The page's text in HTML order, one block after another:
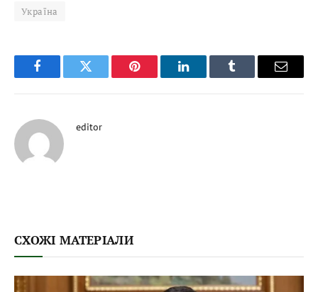
Україна
FacebookTwitter Pinterest LinkedInTumblr Email
editor
СХОЖІ МАТЕРІАЛИ